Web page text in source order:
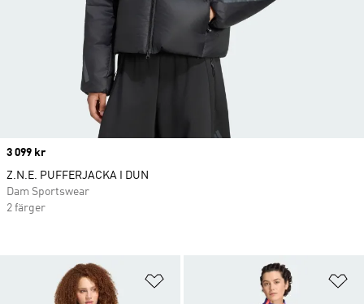
Lägg till på önskelistan
Price
3 099 kr
Z.N.E. PUFFERJACKA I DUN
Dam Sportswear
2 färger